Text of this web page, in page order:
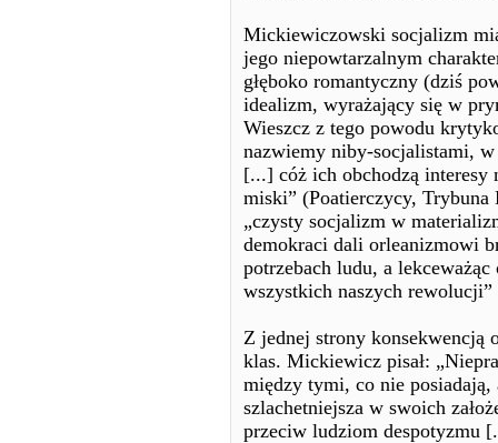
Mickiewiczowski socjalizm
jego niepowtarzalnym
głęboko romantyczny (dziś
idealizm, wyrażający się w
Wieszcz z tego powodu
nazwiemy niby-socjalistami,
[...] cóż ich obchodzą interesy
miski” (Poatierczycy, Trybuna
„czysty socjalizm w
demokraci dali orleanizmowi
potrzebach ludu, a
wszystkich naszych
Z jednej strony konsekwencją
klas. Mickiewicz pisał:
między tymi, co nie
szlachetniejsza w swoich
przeciw ludziom despotyzmu